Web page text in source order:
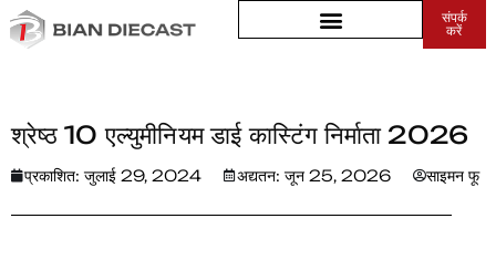
संपर्क
करें
घर > श्रेष्ठ 10 एल्युमीनियम डाई कास्टिंग निर्माता 2026
श्रेष्ठ 10 एल्युमीनियम डाई कास्टिंग निर्माता 2026
प्रकाशित: जुलाई 29, 2024 अद्यतन: जून 25, 2026 साइमन फू